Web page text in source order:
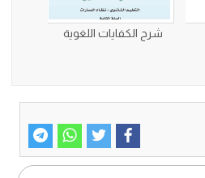
شرح الكفايات اللغوية